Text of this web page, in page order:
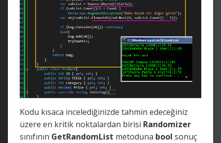
Kodu kısaca incelediğinizde tahmin edeceğiniz
üzere en kritik noktalardan birisi Randomizer
sınıfının GetRandomList metoduna bool sonuç